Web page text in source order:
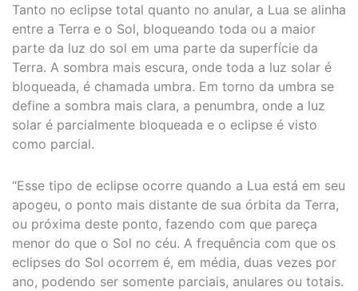
Tanto no eclipse total quanto no anular, a Lua se alinha
entre a Terra e o Sol, bloqueando toda ou a maior
parte da luz do sol em uma parte da superfície da
Terra. A sombra mais escura, onde toda a luz solar é
bloqueada, é chamada umbra. Em torno da umbra se
define a sombra mais clara, a penumbra, onde a luz
solar é parcialmente bloqueada e o eclipse é visto
como parcial.
“Esse tipo de eclipse ocorre quando a Lua está em seu
apogeu, o ponto mais distante de sua órbita da Terra,
ou próxima deste ponto, fazendo com que pareça
menor do que o Sol no céu. A frequência com que os
eclipses do Sol ocorrem é, em média, duas vezes por
ano, podendo ser somente parciais, anulares ou totais.